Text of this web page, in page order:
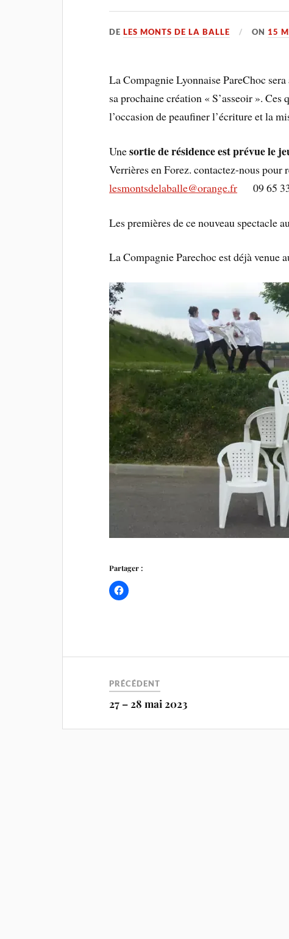
DELES MONTS DE LA BALLE ON 15
La Compagnie Lyonnaise PareChoc
sa prochaine création « S’asseoir ».
l’occasion de peaufiner l’écriture et la
Unesortie de résidence est prévue le
Verrières en Forez. contactez-nous
lesmontsdelaballe@orange.fr 09 65
Les premières de ce nouveau spectacle
La Compagnie Parechoc est déjà venue
Partager :
PRÉCÉDENT
27 – 28 mai 2023